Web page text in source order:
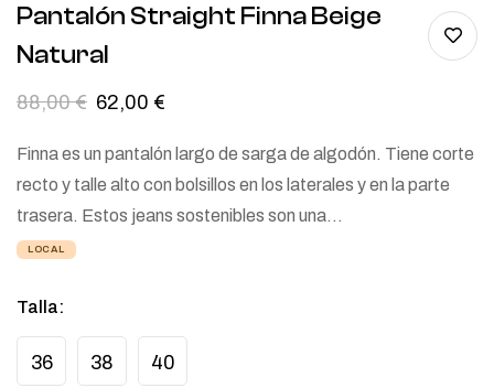
Pantalón Straight Finna Beige
Natural
88,00€ 62,00 €
Finna es un pantalón largo de sarga de algodón. Tiene corte
recto y talle alto con bolsillos en los laterales y en la parte
trasera. Estos jeans sostenibles son una…
LOCAL
Talla:
36 38 40